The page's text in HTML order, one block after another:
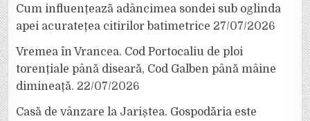
Cum influențează adâncimea sondei sub oglinda
apei acuratețea citirilor batimetrice 27/07/2026
Vremea în Vrancea. Cod Portocaliu de ploi
torențiale până diseară, Cod Galben până mâine
dimineață. 22/07/2026
Casă de vânzare la Jariștea. Gospodăria este